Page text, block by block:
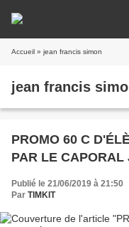
Accueil » jean francis simon
jean francis
PROMO 60 C
PAR LE CAPORAL
Publié le 21/06/2019 à 21:50
Par TIMKIT